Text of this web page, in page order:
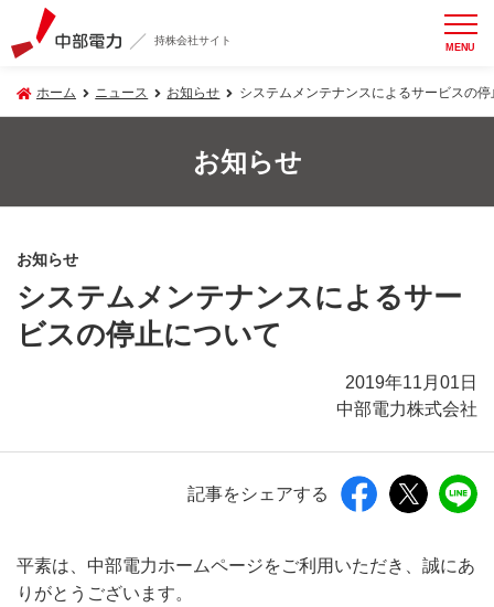
持株会社サイト MENU
ホーム ニュース お知らせ システムメンテナンスによるサービスの
お知らせ
お知らせ
システムメンテナンスによるサー
ビスの停止について
2019年11月01日
中部電力株式会社
記事をシェアする
平素は、中部電力ホームページをご利用いただき、誠にあ
りがとうございます。